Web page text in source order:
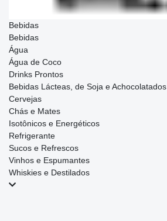
Bebidas
Bebidas
Água
Água de Coco
Drinks Prontos
Bebidas Lácteas, de Soja e Achocolatados
Cervejas
Chás e Mates
Isotônicos e Energéticos
Refrigerante
Sucos e Refrescos
Vinhos e Espumantes
Whiskies e Destilados